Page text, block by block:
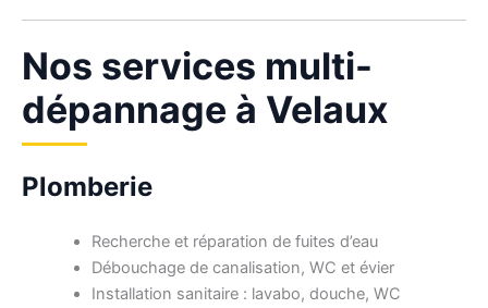
Nos services multi-
dépannage à Velaux
Plomberie
Recherche et réparation de fuites d’eau
Débouchage de canalisation, WC et évier
Installation sanitaire : lavabo, douche, WC